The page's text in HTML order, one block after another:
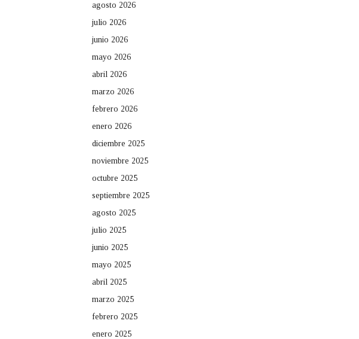
agosto 2026
julio 2026
junio 2026
mayo 2026
abril 2026
marzo 2026
febrero 2026
enero 2026
diciembre 2025
noviembre 2025
octubre 2025
septiembre 2025
agosto 2025
julio 2025
junio 2025
mayo 2025
abril 2025
marzo 2025
febrero 2025
enero 2025